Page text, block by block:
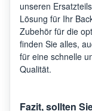
unseren
Lösung für Ihr
Zubehör für die
finden Sie alles,
für eine schnelle
Qualität.
Fazit, sollten